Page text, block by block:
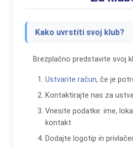
Kako uvrstiti svoj klub?
Brezplačno predstavite svoj
Ustvarite račun, če je
Kontaktirajte nas za
Vnesite podatke: ime,
kontakt
Dodajte logotip in